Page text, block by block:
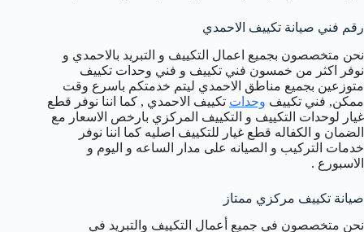
رقم فني صيانة تكييف الاحمدي
نحن متخصصون بجميع اعمال التكييف و التبريد بالاحمدي و
نوفر اكثر من خمسون فني تكييف و فني وحدات تكييف
متوزعين بجميع مناطق الاحمدي ليتم خدمتكم باسرع وقت
ممكن, فني تكييف وحدات تكييف الاحمدي , كما اننا نوفر قطع
غيار لوحدات التكييف و التكييف المركزي بارخص الاسعار مع
الضمان و الكفاله قطع غيار للتكييف اصليه كما اننا نوفر
خدمات التركيب و الصيانه على مدار الساعه و اليوم و
الاسبورع .
صيانة تكييف مركزي ممتاز
نحن متخصصون في جميع أعمال التكييف والتبريد في